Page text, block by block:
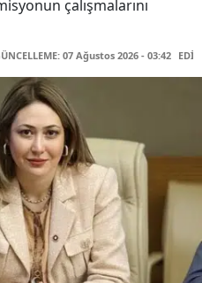
çalışmalarını
07 Ağustos 2026 - 03:42